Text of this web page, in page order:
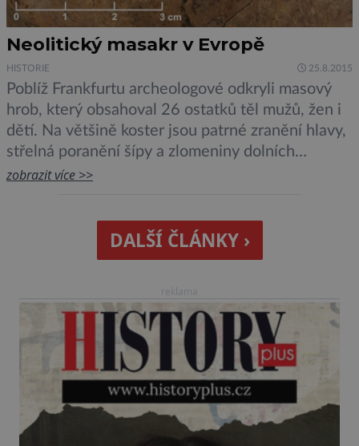
Neolitický masakr v Evropě
HISTORIE 25.8.2015
Poblíž Frankfurtu archeologové odkryli masový
hrob, který obsahoval 26 ostatků těl mužů, žen i
dětí. Na většině koster jsou patrné zranění hlavy,
střelná poranění šípy a zlomeniny dolních
končetin. Z řady zranění není možné poznat, zda
okamžitá likvidace napadené […]
zobrazit více >>
DALŠÍ ČLÁNKY ›